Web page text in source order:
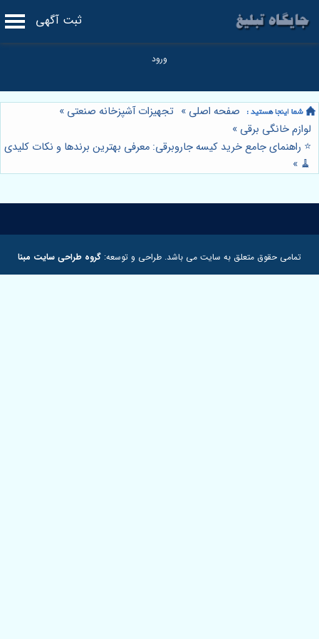
ثبت آگهی
صفحه اصلی » تجهیزات آشپزخانه صنعتی »
لوازم خانگی برقی »
⭐️ راهنمای جامع خرید کیسه جاروبرقی: معرفی بهترین برندها و نکات کلیدی
🧹
»
تمامی حقوق متعلق به سایت می باشد. طراحی و توسعه: گروه طراحی سایت مبنا